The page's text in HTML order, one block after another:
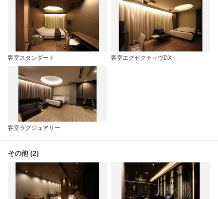
客室スタンダード 客室エグゼクティヴDX
客室ラグジュアリー
その他 (2)